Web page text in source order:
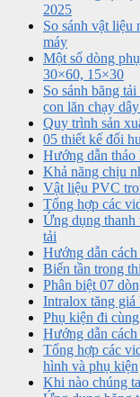
2025
So sánh vật liệu
máy
Một số dòng
30×60, 15×30
So sánh băng
con lăn chạy
Quy trình sản
05 thiết kế đổi
Hướng dẫn
Khả năng chịu
Vật liệu PVC
Tổng hợp các
Ứng dụng
tải
Hướng dẫn
Biến tần trong
Phân biệt 07
Intralox tăng giá
Phụ kiện đi
Hướng dẫn
Tổng hợp các
hình và phụ kiện
Khi nào chúng